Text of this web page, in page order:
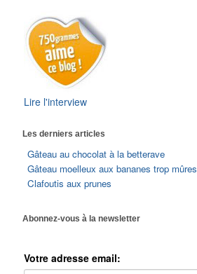
Lire l'interview
Les derniers articles
Gâteau au chocolat à la betterave
Gâteau moelleux aux bananes trop mûres
Clafoutis aux prunes
Abonnez-vous à la newsletter
Votre adresse email: